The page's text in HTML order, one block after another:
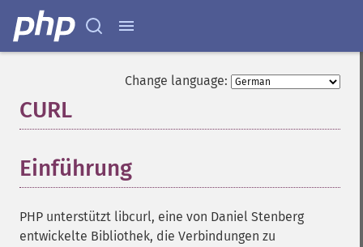
Change language:
CURL
Einführung
PHP unterstützt libcurl, eine von Daniel Stenberg
entwickelte Bibliothek, die Verbindungen zu